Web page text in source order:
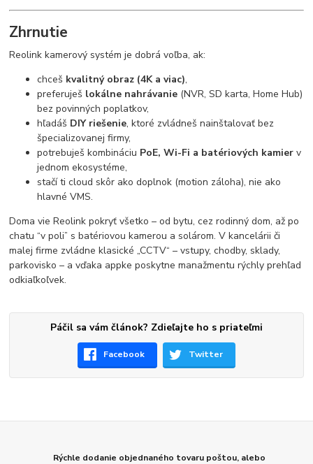
Zhrnutie
Reolink kamerový systém je dobrá voľba, ak:
chceš kvalitný obraz (4K a viac),
preferuješ lokálne nahrávanie (NVR, SD karta, Home Hub)
bez povinných poplatkov,
hľadáš DIY riešenie, ktoré zvládneš nainštalovať bez
špecializovanej firmy,
potrebuješ kombináciu PoE, Wi-Fi a batériových kamier v
jednom ekosystéme,
stačí ti cloud skôr ako doplnok (motion záloha), nie ako
hlavné VMS.
Doma vie Reolink pokryť všetko – od bytu, cez rodinný dom, až po
chatu “v poli” s batériovou kamerou a solárom. V kancelárii či
malej firme zvládne klasické „CCTV“ – vstupy, chodby, sklady,
parkovisko – a vďaka appke poskytne manažmentu rýchly prehľad
odkiaľkoľvek.
Páčil sa vám článok? Zdieľajte ho s priateľmi
Facebook Twitter
Rýchle dodanie objednaného tovaru poštou, alebo